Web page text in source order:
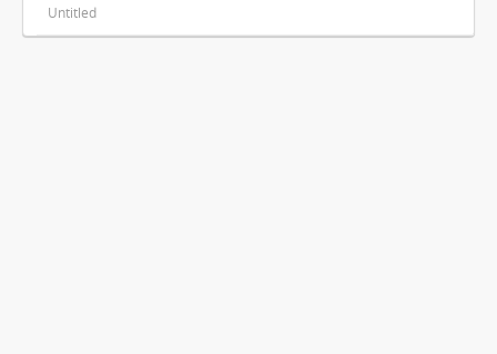
Untitled